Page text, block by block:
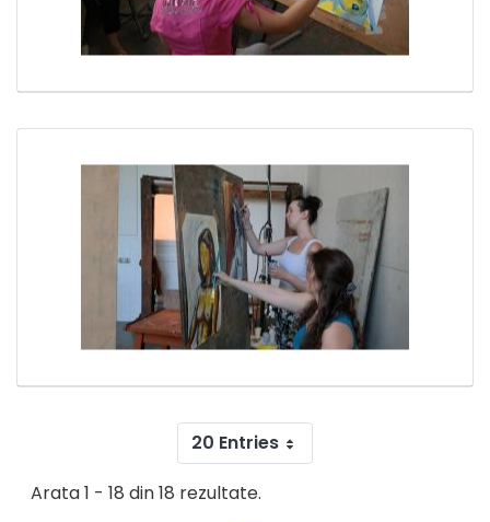
20 Entries
Arata 1 - 18 din 18 rezultate.